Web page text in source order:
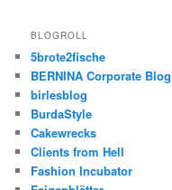
BLOGROLL
5brote2fische
BERNINA Corporate Blog
birlesblog
BurdaStyle
Cakewrecks
Clients from Hell
Fashion Incubator